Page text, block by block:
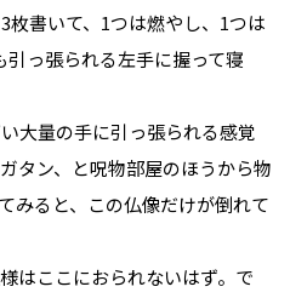
枚書いて、1つは燃やし、1つは
っ張られる左手に握って寝
大量の手に引っ張られる感覚
タン、と呪物部屋のほうから物
みると、この仏像だけが倒れて
はここにおられないはず。で